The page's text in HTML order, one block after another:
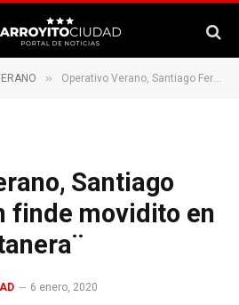
» Operativo Verano, Santiago Ferreyra ¨Un finde movidito en nuestra Costanera¨
Santiago
finde movidito en
6 enero, 2020